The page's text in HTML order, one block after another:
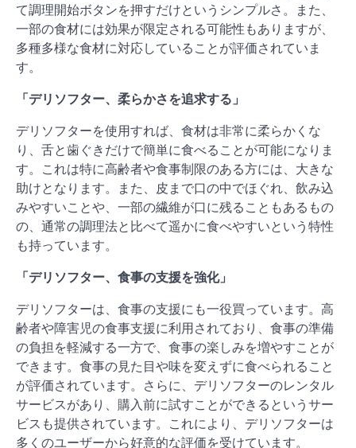
て調理開始ボタンを押すだけというシンプルさ。また、
一部の食材には効果が限定される可能性もありますが、
多種多様な食材に対応していることが評価されていま
す。
「デリソフター、柔らかさを追求する」
デリソフターを使用すれば、食材は非常に柔らかくな
り、舌と歯ぐきだけで簡単に食べることが可能になりま
す。これは特に高齢者や食事制限のある方には、大きな
助けとなります。また、皮まで口の中でほぐれ、飲み込
みやすいことや、一部の繊維が口に残ることもあるもの
の、通常の調理法と比べて遥かに食べやすいという特性
も持っています。
「デリソフター、食事の支援を強化」
デリソフターは、食事の支援にも一役買っています。高
齢者や障害児の食事支援に利用されており、食事の準備
の負担を軽減する一方で、食事の楽しみを増やすことが
できます。食事の見た目や味を変えずに食べられること
が評価されています。さらに、デリソフターのレンタル
サービスがあり、購入前に試すことができるというサー
ビスも提供されています。これにより、デリソフターは
多くのユーザーから好意的な評価を受けています。